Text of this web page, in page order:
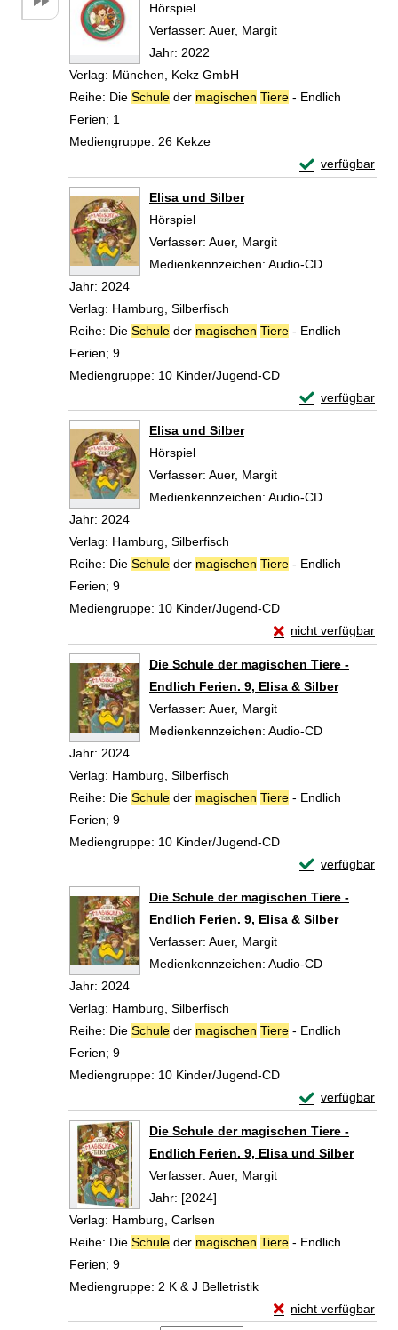
Hörspiel
Verfasser: Auer, Margit
Jahr: 2022
Verlag: München, Kekz GmbH
Reihe: Die Schule der magischen Tiere - Endlich
Ferien; 1
Mediengruppe: 26 Kekze
verfügbar
Exemplar-
Elisa und Silber
Hörspiel
Verfasser: Auer, Margit
Medienkennzeichen: Audio-CD
Jahr: 2024
Verlag: Hamburg, Silberfisch
Reihe: Die Schule der magischen Tiere - Endlich
Ferien; 9
Mediengruppe: 10 Kinder/Jugend-CD
verfügbar
Exemplar-
Elisa und Silber
Hörspiel
Verfasser: Auer, Margit
Medienkennzeichen: Audio-CD
Jahr: 2024
Verlag: Hamburg, Silberfisch
Reihe: Die Schule der magischen Tiere - Endlich
Ferien; 9
Mediengruppe: 10 Kinder/Jugend-CD
nicht verfügbar
Exemplar-Details
Die Schule der magischen Tiere -
Endlich Ferien. 9, Elisa & Silber
Verfasser: Auer, Margit
Medienkennzeichen: Audio-CD
Jahr: 2024
Verlag: Hamburg, Silberfisch
Reihe: Die Schule der magischen Tiere - Endlich
Ferien; 9
Mediengruppe: 10 Kinder/Jugend-CD
verfügbar
Exemplar-
Die Schule der magischen Tiere -
Endlich Ferien. 9, Elisa & Silber
Verfasser: Auer, Margit
Medienkennzeichen: Audio-CD
Jahr: 2024
Verlag: Hamburg, Silberfisch
Reihe: Die Schule der magischen Tiere - Endlich
Ferien; 9
Mediengruppe: 10 Kinder/Jugend-CD
verfügbar
Exemplar-
Die Schule der magischen Tiere -
Endlich Ferien. 9, Elisa und Silber
Verfasser: Auer, Margit
Jahr: [2024]
Verlag: Hamburg, Carlsen
Reihe: Die Schule der magischen Tiere - Endlich
Ferien; 9
Mediengruppe: 2 K & J Belletristik
nicht verfügbar
Exemplar-Details